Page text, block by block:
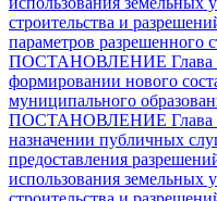
строительства и
параметров разрешенного
ПОСТАНОВЛЕНИЕ Глава
формировании нового
муниципального
ПОСТАНОВЛЕНИЕ Глава
назначении публичных
предоставления
использования земельных